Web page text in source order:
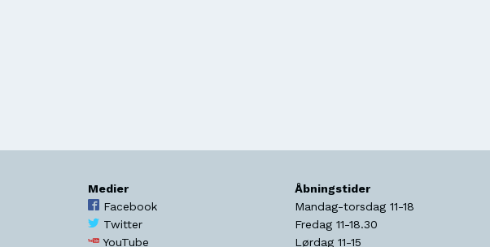
Medier
Facebook
Twitter
YouTube
Åbningstider
Mandag-torsdag 11-18
Fredag 11-18.30
Lørdag 11-15